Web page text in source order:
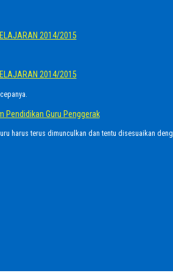
2014/2015
2014/2015
Pendidikan Guru Penggerak
harus terus dimunculkan dan tentu disesuaikan